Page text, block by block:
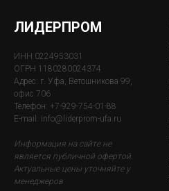
ЛИДЕРПРОМ
ИНН 0224953031
ОГРН 1180280024374
Адрес: г. Уфа, Ветошникова 99,
офис 706
Телефон: +7-929-754-01-88
E-mail: info@liderprom-ufa.ru
Информация на сайте не
является публичной офертой.
Актуальные цены уточняйте у
менеджеров